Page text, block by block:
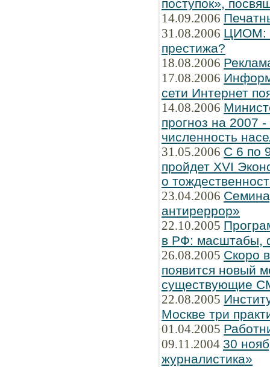
поступок»,
14.09.2006
31.08.2006 ЦИОМ:
престижа?
18.08.2006
17.08.2006
сети Интернет
14.08.2006
прогноз на 2007
численность
31.05.2006 С 6 по
пройдет XVI
о
23.04.2006
антиреррор»
22.10.2005
в РФ: масштабы,
26.08.2005 Скоро
появится новый
существующие
22.08.2005
Москве три
01.04.2005
09.11.2004 30
журналистика»